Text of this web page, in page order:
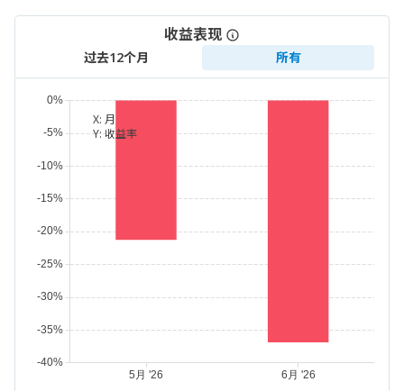
收益表现
过去12个月 所有
X: 月
Y:收益率